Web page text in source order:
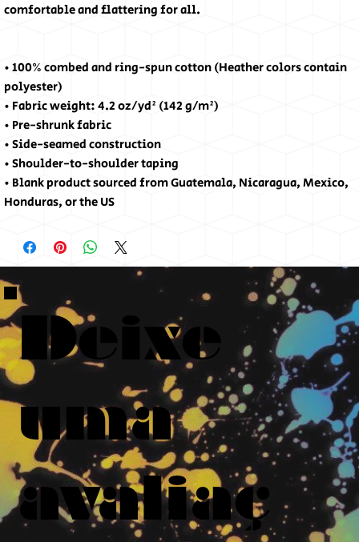
comfortable and flattering for all.
• 100% combed and ring-spun cotton (Heather colors contain
polyester)
• Fabric weight: 4.2 oz/yd² (142 g/m²)
• Pre-shrunk fabric
• Side-seamed construction
• Shoulder-to-shoulder taping
• Blank product sourced from Guatemala, Nicaragua, Mexico,
Honduras, or the US
Deixe
uma
avaliaç